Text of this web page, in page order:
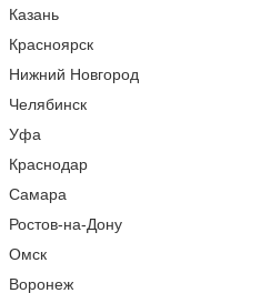
Казань
Красноярск
Нижний Новгород
Челябинск
Уфа
Краснодар
Самара
Ростов-на-Дону
Омск
Воронеж